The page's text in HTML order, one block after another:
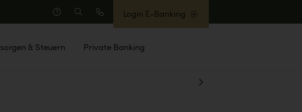
Hilfe
Suche
Anrufen
Login E-Banking
& Steuern Private Banking
Weiter